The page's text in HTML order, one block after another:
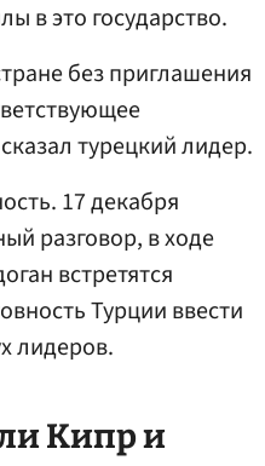
в это государство.
без приглашения
турецкий лидер.
17 декабря
разговор, в ходе
встретятся
Турции ввести
лидеров.
Кипр и